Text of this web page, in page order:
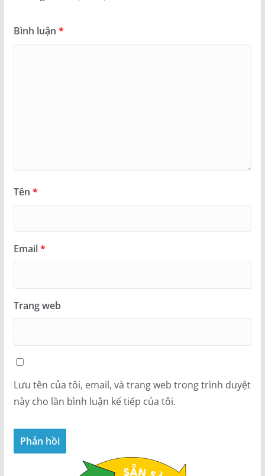
Bình luận *
Tên *
Email*
Trang web
Lưu tên của tôi, email, và trang web trong trình duyệt
này cho lần bình luận kế tiếp của tôi.